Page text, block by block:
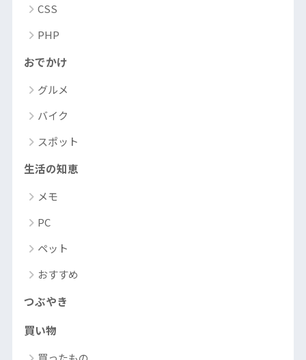
CSS
PHP
おでかけ
グルメ
バイク
スポット
生活の知恵
メモ
PC
ペット
おすすめ
つぶやき
買い物